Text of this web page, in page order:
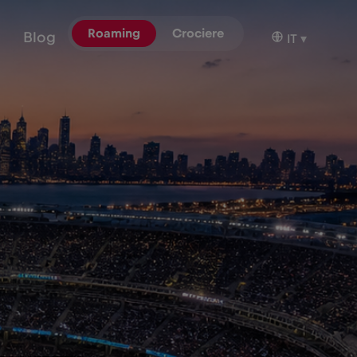
Blog Roaming Crociere IT ▾